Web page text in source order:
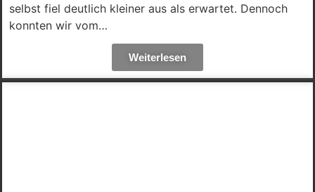
selbst fiel deutlich kleiner aus als erwartet. Dennoch
konnten wir vom…
Weiterlesen